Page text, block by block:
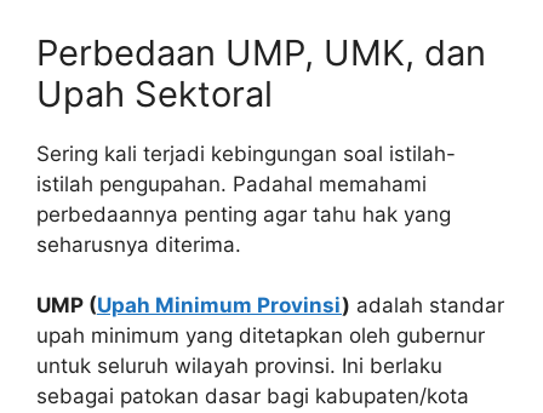
Perbedaan UMP, UMK, dan
Upah Sektoral
Sering kali terjadi kebingungan soal istilah-
istilah pengupahan. Padahal memahami
perbedaannya penting agar tahu hak yang
seharusnya diterima.
UMP (Upah Minimum Provinsi) adalah standar
upah minimum yang ditetapkan oleh gubernur
untuk seluruh wilayah provinsi. Ini berlaku
sebagai patokan dasar bagi kabupaten/kota